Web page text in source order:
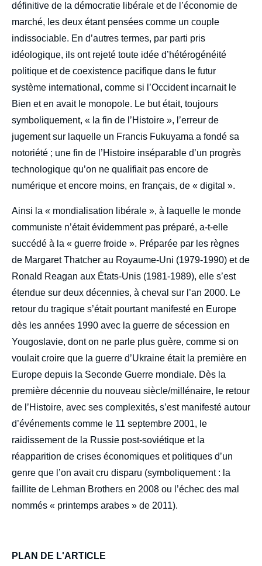
définitive de la démocratie libérale et de l’économie de
marché, les deux étant pensées comme un couple
indissociable. En d’autres termes, par parti pris
idéologique, ils ont rejeté toute idée d’hétérogénéité
politique et de coexistence pacifique dans le futur
système international, comme si l’Occident incarnait le
Bien et en avait le monopole. Le but était, toujours
symboliquement, « la fin de l’Histoire », l’erreur de
jugement sur laquelle un Francis Fukuyama a fondé sa
notoriété ; une fin de l’Histoire inséparable d’un progrès
technologique qu’on ne qualifiait pas encore de
numérique et encore moins, en français, de « digital ».
Ainsi la « mondialisation libérale », à laquelle le monde
communiste n’était évidemment pas préparé, a-t-elle
succédé à la « guerre froide ». Préparée par les règnes
de Margaret Thatcher au Royaume-Uni (1979-1990) et de
Ronald Reagan aux États-Unis (1981-1989), elle s’est
étendue sur deux décennies, à cheval sur l’an 2000. Le
retour du tragique s’était pourtant manifesté en Europe
dès les années 1990 avec la guerre de sécession en
Yougoslavie, dont on ne parle plus guère, comme si on
voulait croire que la guerre d’Ukraine était la première en
Europe depuis la Seconde Guerre mondiale. Dès la
première décennie du nouveau siècle/millénaire, le retour
de l’Histoire, avec ses complexités, s’est manifesté autour
d’événements comme le 11 septembre 2001, le
raidissement de la Russie post-soviétique et la
réapparition de crises économiques et politiques d’un
genre que l’on avait cru disparu (symboliquement : la
faillite de Lehman Brothers en 2008 ou l’échec des mal
nommés « printemps arabes » de 2011).
PLAN DE L'ARTICLE
de